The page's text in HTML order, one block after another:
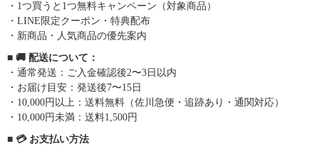
・1つ買うと1つ無料キャンペーン（対象商品）
・LINE限定クーポン・特典配布
・新商品・人気商品の優先案内
■ 🚚 配送について：
・通常発送：ご入金確認後2〜3日以内
・お届け目安：発送後7〜15日
・10,000円以上：送料無料（佐川急便・追跡あり・通関対応）
・10,000円未満：送料1,500円
■ 💳 お支払い方法